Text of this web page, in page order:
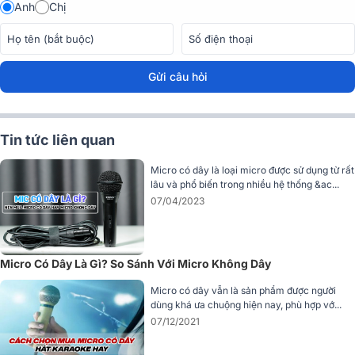
2. Chống Hú Rít Hiệu Quả Với Búp Hướng
Supercardioid
Hú rít là “nỗi ám ảnh” của mọi không gian karaoke hoặc biểu diễn
sân khấu. Với búp hướng Supercardioid, BAM1 kiểm soát cực kỳ tốt
các nguồn âm đến từ hai bên và phía sau micro - nguyên nhân
chính gây nên hiện tượng feedback.
Anh Chị
Gửi câu hỏi
Tin tức liên quan
Micro có dây là loại micro được sử dụng từ rất
lâu và phổ biến trong nhiều hệ thống &ac...
07/04/2023
Micro Có Dây Là Gì? So Sánh Với Micro Không Dây
Micro có dây vẫn là sản phẩm được người
dùng khá ưa chuộng hiện nay, phù hợp vớ...
07/12/2021